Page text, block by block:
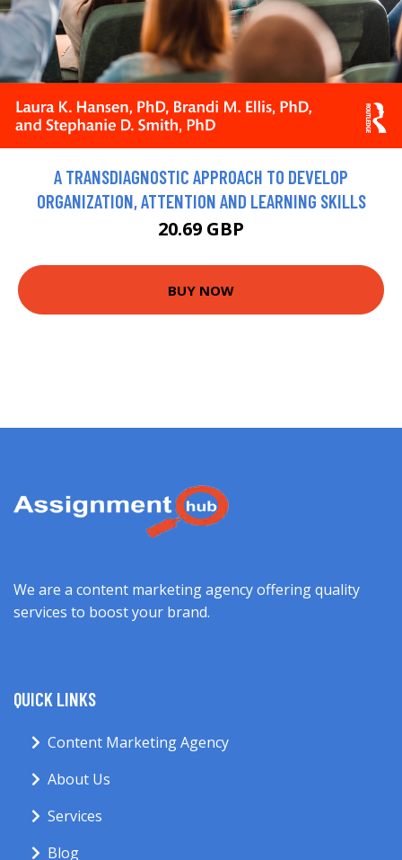
A TRANSDIAGNOSTIC APPROACH TO DEVELOP
ORGANIZATION, ATTENTION AND LEARNING SKILLS
20.69 GBP
BUY NOW
We are a content marketing agency offering quality
services to boost your brand.
QUICK LINKS
Content Marketing Agency
About Us
Services
Blog